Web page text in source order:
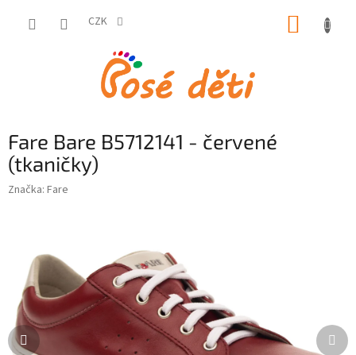
CZK
Fare Bare B5712141 - červené
(tkaničky)
Značka: Fare